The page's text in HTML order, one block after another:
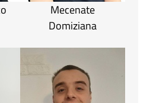
Mecenate
Domiziana